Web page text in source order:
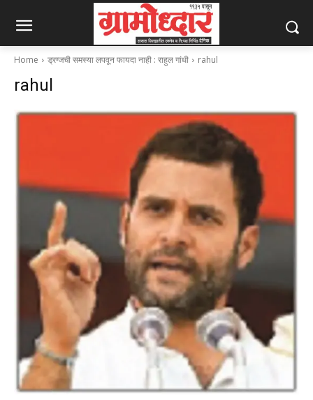
Home ड्रग्जची समस्या लपवून फायदा नाही : राहुल गांधी rahul
rahul